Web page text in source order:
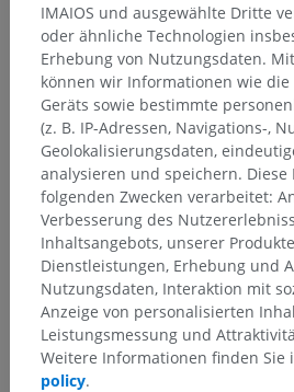
Anatomische Hierarchie
Anatomie des Menschen 2
Menschlicher Körper>
Nervensystem>
Großhirn
IMAIOS und ausgewählte Dritte
oder ähnliche Technologien
Erhebung von Nutzungsdaten.
können wir Informationen wie die
Geräts sowie bestimmte
(z. B. IP-Adressen, Navigations-,
Geolokalisierungsdaten,
analysieren und speichern. Diese
folgenden Zwecken verarbeitet:
Verbesserung des
Inhaltsangebots, unserer
Dienstleistungen, Erhebung und
Nutzungsdaten, Interaktion mit
Anzeige von personalisierten
Leistungsmessung und
Weitere Informationen finden Sie
policy.